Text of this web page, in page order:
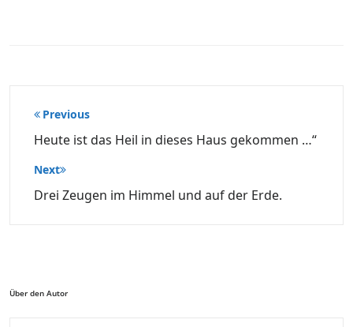
Beitragsnavigation
Previous
Heute ist das Heil in dieses Haus gekommen …“
Next
Drei Zeugen im Himmel und auf der Erde.
Über den Autor